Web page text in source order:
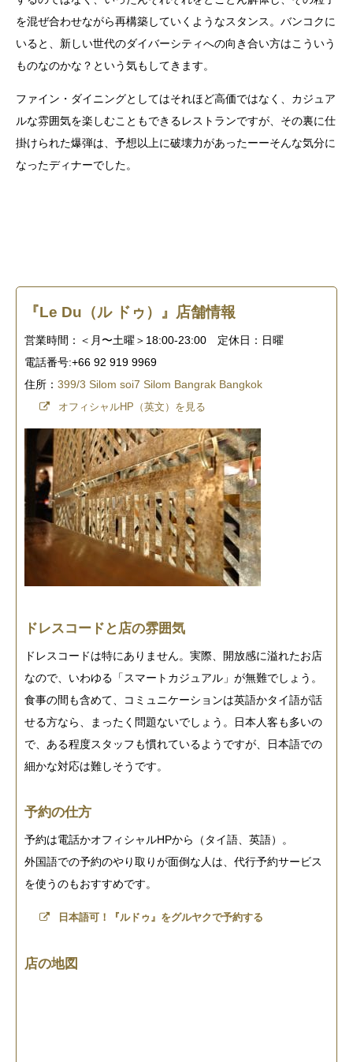
を混ぜ合わせながら再構築していくようなスタンス。バンコクに
いると、新しい世代のダイバーシティへの向き合い方はこういう
ものなのかな？という気もしてきます。
ファイン・ダイニングとしてはそれほど高価ではなく、カジュア
ルな雰囲気を楽しむこともできるレストランですが、その裏に仕
掛けられた爆弾は、予想以上に破壊力があったーーそんな気分に
なったディナーでした。
『Le Du（ル ドゥ）』店舗情報
営業時間： ＜月〜土曜＞18:00-23:00 定休日： 日曜
電話番号:+66 92 919 9969
住所： 399/3 Silom soi7 Silom Bangrak Bangkok
オフィシャルHP（英文）を見る
ドレスコードと店の雰囲気
ドレスコードは特にありません。実際、開放感に溢れたお店
なので、いわゆる「スマートカジュアル」が無難でしょう。
食事の間も含めて、コミュニケーションは英語かタイ語が話
せる方なら、まったく問題ないでしょう。日本人客も多いの
で、ある程度スタッフも慣れているようですが、日本語での
細かな対応は難しそうです。
予約の仕方
予約は電話かオフィシャルHPから（タイ語、英語）。
外国語での予約のやり取りが面倒な人は、代行予約サービス
を使うのもおすすめです。
日本語可！『ルドゥ』をグルヤクで予約する
店の地図